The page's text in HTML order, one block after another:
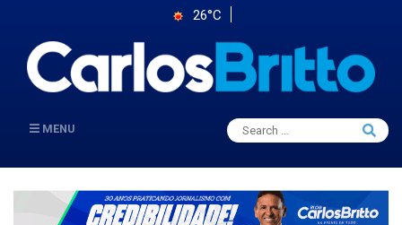
26°C
MENU
Search
for:
Search